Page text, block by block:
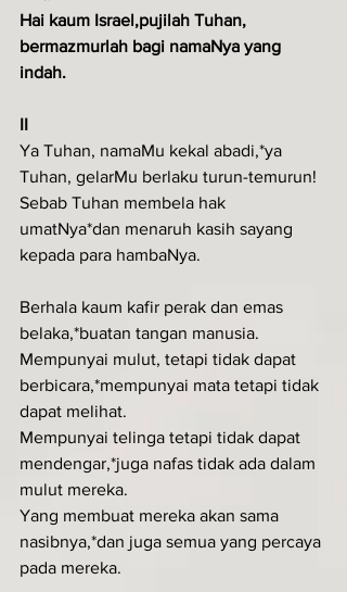
Hai kaum Israel,pujilah Tuhan,
bermazmurlah bagi namaNya yang
indah.
II
Ya Tuhan, namaMu kekal abadi,*ya
Tuhan, gelarMu berlaku turun-temurun!
Sebab Tuhan membela hak
umatNya*dan menaruh kasih sayang
kepada para hambaNya.
Berhala kaum kafir perak dan emas
belaka,*buatan tangan manusia.
Mempunyai mulut, tetapi tidak dapat
berbicara,*mempunyai mata tetapi tidak
dapat melihat.
Mempunyai telinga tetapi tidak dapat
mendengar,*juga nafas tidak ada dalam
mulut mereka.
Yang membuat mereka akan sama
nasibnya,*dan juga semua yang percaya
pada mereka.